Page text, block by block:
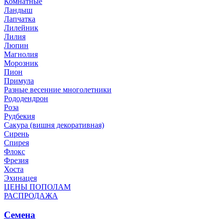
Ландыш
Лапчатка
Лилейник
Лилия
Люпин
Магнолия
Морозник
Пион
Примула
Разные весенние многолетники
Рододендрон
Роза
Рудбекия
Сакура (вишня декоративная)
Сирень
Спирея
Флокс
Фрезия
Хоста
Эхинацея
ЦЕНЫ ПОПОЛАМ
РАСПРОДАЖА
Семена